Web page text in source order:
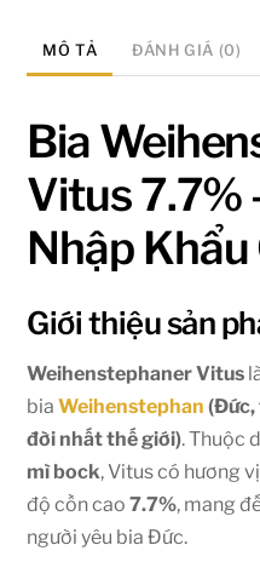
MÔ TẢ ĐÁNH GIÁ (0)
Bia
Vitus 7.7%
Nhập
Giới thiệu sản
Weihenstephaner Vitus
biaWeihenstephan (Đức,
đời nhất thế giới). Thuộc
mì bock, Vitus có hương
độ cồn cao7.7%, mang
người yêu bia Đức.